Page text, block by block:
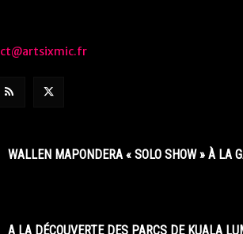
WALLEN MAPONDERA « SOLO SHOW » À LA
A LA DÉCOUVERTE DES PARCS DE KUALA